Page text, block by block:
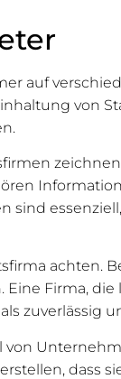
auf
von
achten.
Firma, die
zuverlässig
dass